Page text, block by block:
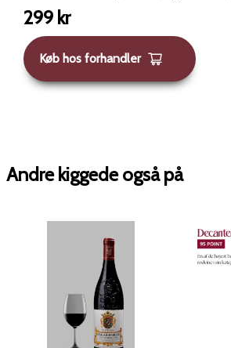
langvarig og sofistikeret. Ideel til vinterens simreretter
eller som et perfekt match til julemåltidet.
sammensat af 80% Grenache, 15%
Mourvèdre. Domaine Père Caboche har en stolt historie,
der strækker sig tilbage til 1652, og
299 kr
Køb hos forhandler
Andre kiggede også på